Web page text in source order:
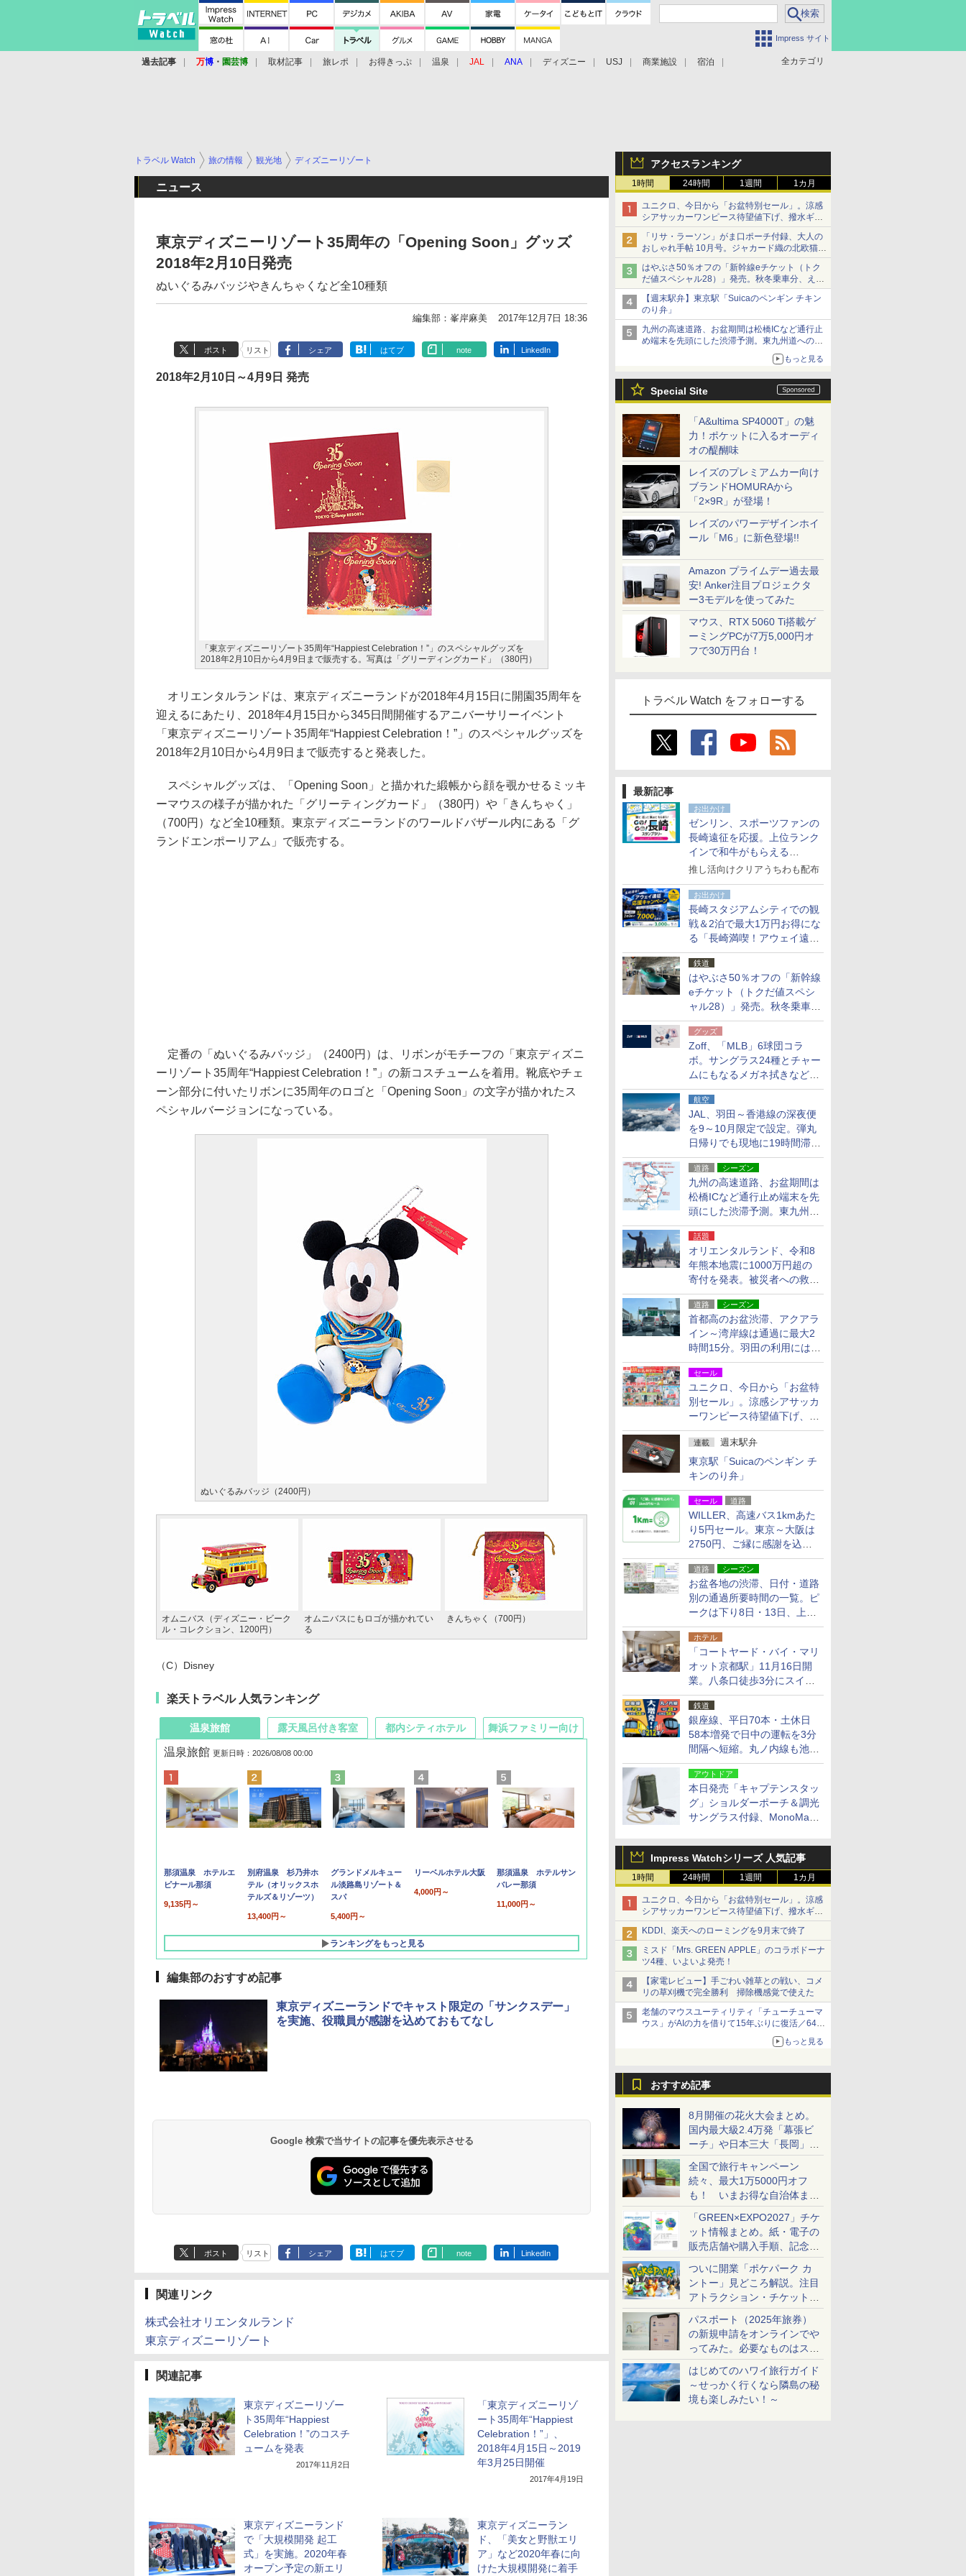
Impress サイト
全カテゴリ
過去記事 万博 ・ 園芸博 取材記事 旅レポ お得きっぷ 温泉 JAL ANA ディズニー USJ 商業施設 宿泊
アクセスランキング
1時間 24時間 1週間 1カ月
ユニクロ、今日から「お盆特別セール」。涼感
シアサッカーワンピース待望値下げ、撥水ギア
ショーツは1990円に
「リサ・ラーソン」がま口ポーチ付録、大人の
おしゃれ手帖 10月号。ジャカード織の北欧猫デ
ザイン
はやぶさ50％オフの「新幹線eチケット（トク
だ値スペシャル28）」発売。秋冬乗車分、えき
ねっと限定
【週末駅弁】東京駅「Suicaのペンギン チキン
のり弁」
九州の高速道路、お盆期間は松橋ICなど通行止
め端末を先頭にした渋滞予測。東九州道への迂
もっと見る
Special Site
「A&ultima SP4000T」の魅
力！ポケットに入るオーディ
オの醍醐味
レイズのプレミアムカー向け
ブランドHOMURAから
「2×9R」が登場！
レイズのパワーデザインホイ
ール「M6」に新色登場!!
Amazon プライムデー過去最
安! Anker注目プロジェクタ
ー3モデルを使ってみた
マウス、RTX 5060 Ti搭載ゲ
ーミングPCが7万5,000円オ
フで30万円台！
トラベル Watch をフォローする
最新記事
お出かけ
ゼンリン、スポーツファンの
長崎遠征を応援。上位ランク
インで和牛がもらえる
「GO！GO！長崎スタンプラ
推し活向けクリアうちわも配布
お出かけ
長崎スタジアムシティでの観
戦＆2泊で最大1万円お得にな
る「長崎満喫！アウェイ遠征
応援キャンペーン」
鉄道
はやぶさ50％オフの「新幹線
eチケット（トクだ値スペシ
ャル28）」発売。秋冬乗車
分、えきねっと限定
グッズ
Zoff、「MLB」6球団コラ
ボ。サングラス24種とチャー
ムにもなるメガネ拭きなど雑
貨24種
航空
JAL、羽田～香港線の深夜便
を9～10月限定で設定。弾丸
日帰りでも現地に19時間滞在
できる
道路 シーズン
九州の高速道路、お盆期間は
松橋ICなど通行止め端末を先
頭にした渋滞予測。東九州道
への迂回は料金調整を実施
話題
オリエンタルランド、令和8
年熊本地震に1000万円超の
寄付を発表。被災者への救援
活動・復旧支援
道路 シーズン
首都高のお盆渋滞、アクアラ
イン～湾岸線は通過に最大2
時間15分。羽田の利用には
「空港西出口」の利用検討を
セール
ユニクロ、今日から「お盆特
別セール」。涼感シアサッカ
ーワンピース待望値下げ、撥
水ギアショーツは1990円に
連載 週末駅弁
東京駅「Suicaのペンギン チ
キンのり弁」
セール 道路
WILLER、高速バス1kmあた
り5円セール。東京～大阪は
2750円、ご縁に感謝を込め
た20周年記念キャンペーン
道路 シーズン
お盆各地の渋滞、日付・道路
別の通過所要時間の一覧。ピ
ークは下り8日・13日、上り
14日・15日
ホテル
「コートヤード・バイ・マリ
オット京都駅」11月16日開
業。八条口徒歩3分にスイー
ト含む全270室、ダイニング
も併設
鉄道
銀座線、平日70本・土休日
58本増発で日中の運転を3分
間隔へ短縮。丸ノ内線も池袋
～中野坂上を4分間隔に
アウトドア
本日発売「キャプテンスタッ
グ」ショルダーポーチ＆調光
サングラス付録、MonoMax
Impress Watchシリーズ 人気記事
1時間 24時間 1週間 1カ月
ユニクロ、今日から「お盆特別セール」。涼感
シアサッカーワンピース待望値下げ、撥水ギア
ショーツは1990円に
KDDI、楽天へのローミングを9月末で終了
ミスド「Mrs. GREEN APPLE」のコラボドーナ
ツ4種、いよいよ発売！
【家電レビュー】手ごわい雑草との戦い、コメ
リの草刈機で完全勝利 掃除機感覚で使えた
老舗のマウスユーティリティ「チューチューマ
ウス」がAIの力を借りて15年ぶりに復活／64bit
化、Windows 10/11、「Chrome」も走り回
る。復活記念で2026年末まで500円
もっと見る
おすすめ記事
8月開催の花火大会まとめ。
国内最大級2.4万発「幕張ビ
ーチ」や日本三大「長岡」な
ど大型イベント目白押し！
全国で旅行キャンペーン
続々、最大1万5000円オフ
も！ いまお得な自治体まと
め
「GREEN×EXPO2027」チケ
ット情報まとめ。紙・電子の
販売店舗や購入手順、記念チ
ケットも解説
ついに開業「ポケパーク カ
ントー」見どころ解説。注目
アトラクション・チケット手
配・来場前に必要な準備は？
パスポート（2025年旅券）
の新規申請をオンラインでや
ってみた。必要なものはスマ
ホとマイナカードのみ
はじめてのハワイ旅行ガイド
～せっかく行くなら隣島の秘
境も楽しみたい！～
トラベル Watch 旅の情報 観光地 ディズニーリゾート
ニュース
東京ディズニーリゾート35周年の「Opening Soon」グッズ
2018年2月10日発売
ぬいぐるみバッジやきんちゃくなど全10種類
編集部：峯岸麻美 2017年12月7日 18:36
ポスト リスト シェア はてブ note LinkedIn
2018年2月10日～4月9日 発売
「東京ディズニーリゾート35周年“Happiest Celebration！”」のスペシャルグッズを
2018年2月10日から4月9日まで販売する。写真は「グリーディングカード」（380円）
オリエンタルランドは、東京ディズニーランドが2018年4月15日に開園35周年を
迎えるにあたり、2018年4月15日から345日間開催するアニバーサリーイベント
「東京ディズニーリゾート35周年“Happiest Celebration！”」のスペシャルグッズを
2018年2月10日から4月9日まで販売すると発表した。
スペシャルグッズは、「Opening Soon」と描かれた緞帳から顔を覗かせるミッキ
ーマウスの様子が描かれた「グリーティングカード」（380円）や「きんちゃく」
（700円）など全10種類。東京ディズニーランドのワールドバザール内にある「グ
ランドエンポーリアム」で販売する。
定番の「ぬいぐるみバッジ」（2400円）は、リボンがモチーフの「東京ディズニ
ーリゾート35周年“Happiest Celebration！”」の新コスチュームを着用。靴底やチェ
ーン部分に付いたリボンに35周年のロゴと「Opening Soon」の文字が描かれたス
ペシャルバージョンになっている。
ぬいぐるみバッジ（2400円）
オムニバス（ディズニー・ビーク
ル・コレクション、1200円）
オムニバスにもロゴが描かれてい
る
きんちゃく（700円）
（C）Disney
楽天トラベル 人気ランキング
温泉旅館
温泉旅館 更新日時：2026/08/08 00:00
那須温泉 ホテルエ
ピナール那須
9,135円～
別府温泉 杉乃井ホ
テル（オリックスホ
テルズ＆リゾーツ）
13,400円～
グランドメルキュー
ル淡路島リゾート＆
スパ
5,400円～
リーベルホテル大阪
4,000円～
那須温泉 ホテルサン
バレー那須
11,000円～
ランキングをもっと見る
露天風呂付き客室
10,450円～
19,541円～
都内シティホテル 舞浜ファミリー向け
7,950円～
5,758円～
編集部のおすすめ記事
東京ディズニーランドでキャスト限定の「サンクスデー」
を実施、役職員が感謝を込めておもてなし
Google 検索で当サイトの記事を優先表示させる
ポスト リスト シェア はてブ note LinkedIn
関連リンク
株式会社オリエンタルランド
東京ディズニーリゾート
関連記事
東京ディズニーリゾー
ト35周年“Happiest
Celebration！”のコスチ
ュームを発表
2017年11月2日
「東京ディズニーリゾ
ート35周年“Happiest
Celebration！”」、
2018年4月15日～2019
年3月25日開催
2017年4月19日
東京ディズニーランド
で「大規模開発 起工
式」を実施。2020年春
オープン予定の新エリ
東京ディズニーラン
ド、「美女と野獣エリ
ア」など2020年春に向
けた大規模開発に着手